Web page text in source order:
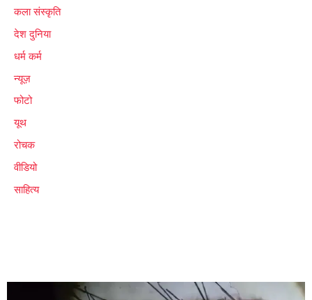
कला संस्कृति
देश दुनिया
धर्म कर्म
न्यूज़
फोटो
यूथ
रोचक
वीडियो
साहित्य